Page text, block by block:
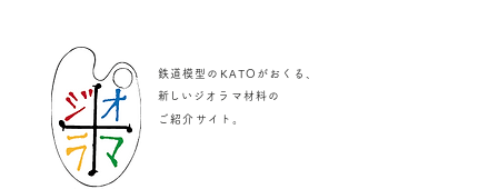
鉄道模型のKATOがおくる、
​新しいジオラマ材料の
ご紹介サイト